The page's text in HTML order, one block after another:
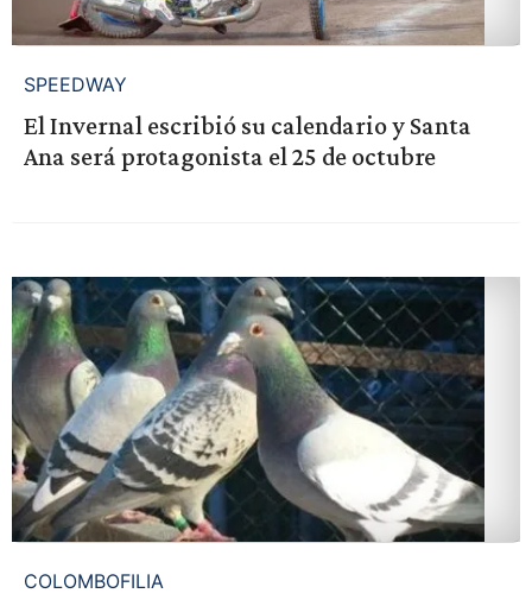
SPEEDWAY
El Invernal escribió su calendario y Santa
Ana será protagonista el 25 de octubre
COLOMBOFILIA